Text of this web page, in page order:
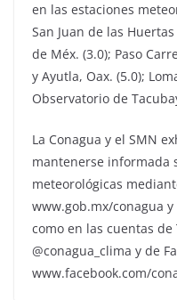
en las estaciones
San Juan de las
de Méx. (3.0); Paso
y Ayutla, Oax. (5.0);
Observatorio de
La Conagua y el SMN
mantenerse informada
meteorológicas
www.gob.mx/conagua
como en las cuentas de
@conagua_clima y de
www.facebook.com/